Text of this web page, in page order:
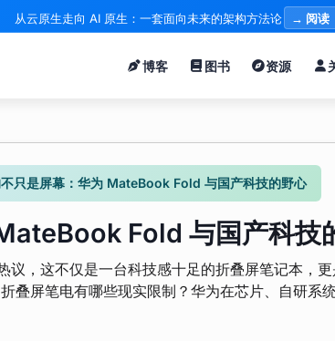
从云原生走向 AI 原生：一套面向未来的架构方法论 → 阅读
博客 图书 资源
只是屏幕：华为 MateBook Fold 与国产科技的野心
Fold 与国产科技
，这不仅是一台科技感十足的折叠屏笔记本，
叠屏笔电有哪些现实限制？华为在芯片、自研